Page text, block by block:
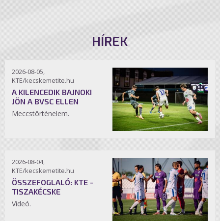
HÍREK
2026-08-05,
KTE/kecskemetite.hu
A KILENCEDIK BAJNOKI
JÖN A BVSC ELLEN
Meccstörténelem.
2026-08-04,
KTE/kecskemetite.hu
ÖSSZEFOGLALÓ: KTE -
TISZAKÉCSKE
Videó.